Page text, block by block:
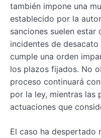
también impone una
establecido por la
sanciones suelen estar
incidentes de
cumple una orden
los plazos fijados. No
proceso continuará
por la ley, mientras las
actuaciones que
El caso ha despertado